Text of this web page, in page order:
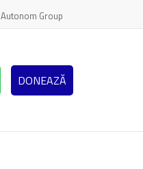
Autonom Group
DONEAZĂ